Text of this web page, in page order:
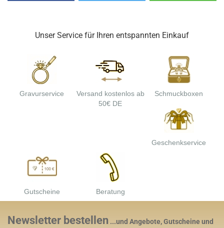
Unser Service für Ihren entspannten Einkauf
Gravurservice
Versand kostenlos ab
50€ DE
Schmuckboxen
Geschenkservice
Gutscheine Beratung
Newsletter bestellen ...und Angebote, Gutscheine und